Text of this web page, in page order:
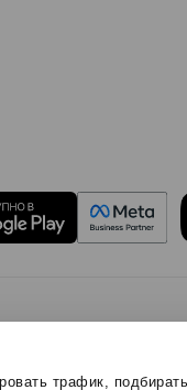
трафик,
Все права защищены.